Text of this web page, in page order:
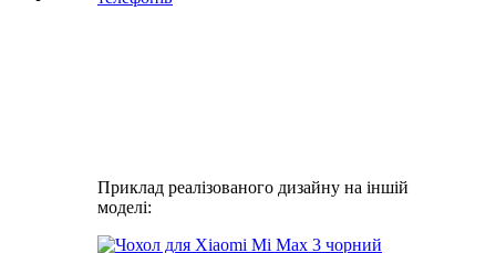
Приклад реалізованого дизайну на іншій
моделі: